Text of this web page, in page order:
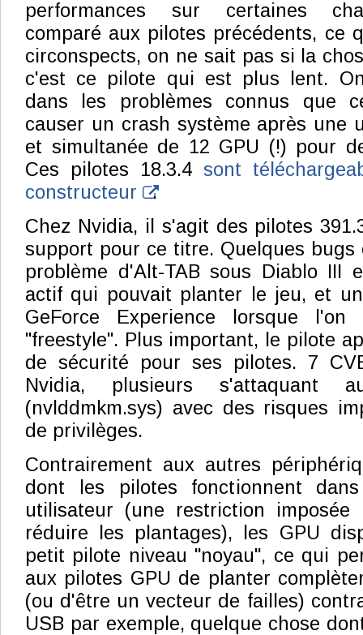
performances sur certaines
comparé aux pilotes précédents, ce
circonspects, on ne sait pas si la
c'est ce pilote qui est plus lent.
dans les problèmes connus que
causer un crash système après une
et simultanée de 12 GPU (!) pour
Ces pilotes 18.3.4 sont
constructeur
.
Chez Nvidia, il s'agit des pilotes
support pour ce titre. Quelques
problème d'Alt-TAB sous Diablo III
actif qui pouvait planter le jeu, et
GeForce Experience lorsque
"freestyle". Plus important, le pilote
de sécurité pour ses pilotes. 7
Nvidia, plusieurs s'attaquant
(nvlddmkm.sys) avec des risques
de privilèges.
Contrairement aux autres
dont les pilotes fonctionnent
utilisateur (une restriction
réduire les plantages), les GPU
petit pilote niveau "noyau", ce qui
aux pilotes GPU de planter
(ou d'être un vecteur de failles)
USB par exemple, quelque chose